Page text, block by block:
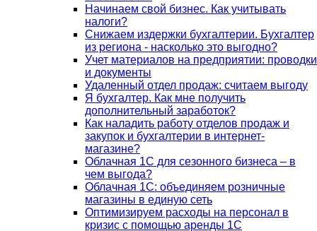
Начинаем свой бизнес. Как учитывать
налоги?
Снижаем издержки бухгалтерии. Бухгалтер
из региона - насколько это выгодно?
Учет материалов на предприятии: проводки
и документы
Удаленный отдел продаж: считаем выгоду
Я бухгалтер. Как мне получить
дополнительный заработок?
Как наладить работу отделов продаж и
закупок и бухгалтерии в интернет-
магазине?
Облачная 1С для сезонного бизнеса – в
чем выгода?
Облачная 1С: объединяем розничные
магазины в единую сеть
Оптимизируем расходы на персонал в
кризис с помощью аренды 1С